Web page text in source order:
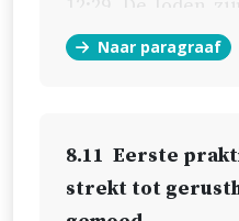
niet alleen
Exodus 13).
Naar paragraaf
8.11 Eerste
strekt tot